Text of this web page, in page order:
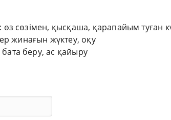
өз сөзімен, қысқаша, қарапайым туған
жинағын жүктеу, оқу
беру, ас қайыру